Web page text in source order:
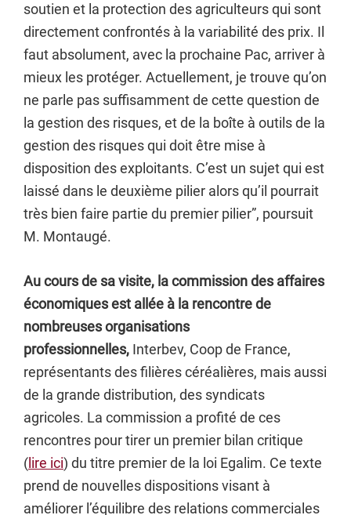
soutien et la protection des agriculteurs qui sont
directement confrontés à la variabilité des prix. Il
faut absolument, avec la prochaine Pac, arriver à
mieux les protéger. Actuellement, je trouve qu’on
ne parle pas suffisamment de cette question de
la gestion des risques, et de la boîte à outils de la
gestion des risques qui doit être mise à
disposition des exploitants. C’est un sujet qui est
laissé dans le deuxième pilier alors qu’il pourrait
très bien faire partie du premier pilier”, poursuit
M. Montaugé.
Au cours de sa visite, la commission des affaires
économiques est allée à la rencontre de
nombreuses organisations
professionnelles, Interbev, Coop de France,
représentants des filières céréalières, mais aussi
de la grande distribution, des syndicats
agricoles. La commission a profité de ces
rencontres pour tirer un premier bilan critique
( lire ici) du titre premier de la loi Egalim. Ce texte
prend de nouvelles dispositions visant à
améliorer l’équilibre des relations commerciales